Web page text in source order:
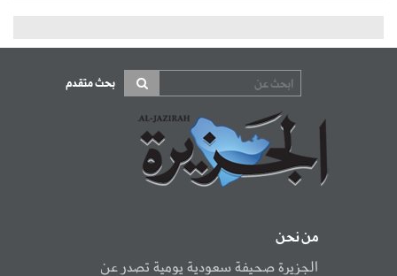
بحث متقدم
من نحن
الجزيرة صحيفة سعودية يومية تصدر عن